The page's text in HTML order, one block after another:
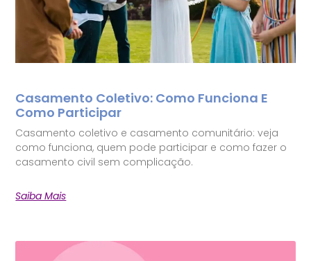
Casamento Coletivo: Como Funciona E
Como Participar
Casamento coletivo e casamento comunitário: veja
como funciona, quem pode participar e como fazer o
casamento civil sem complicação.
Saiba Mais